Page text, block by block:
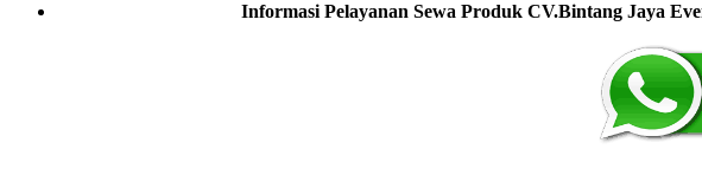
Informasi Pelayanan Sewa Produk CV.Bintang Jaya